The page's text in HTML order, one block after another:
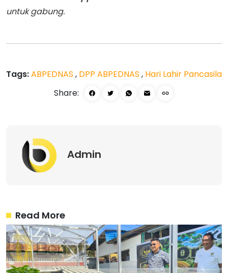
untuk gabung.
Tags:ABPEDNAS , DPP ABPEDNAS , Hari Lahir Pancasila
Share:
Admin
Read More